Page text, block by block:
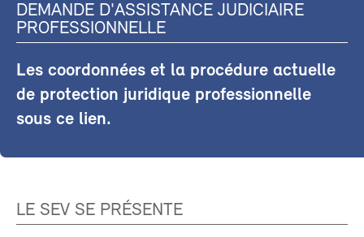
DEMANDE D'ASSISTANCE JUDICIAIRE
PROFESSIONNELLE
Les coordonnées et la procédure actuelle
de protection juridique professionnelle
sous ce lien.
LE SEV SE PRÉSENTE